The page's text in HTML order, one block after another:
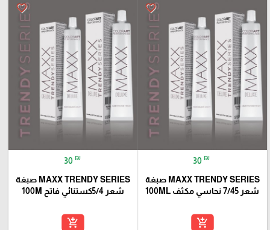
favorite_border
30 ₪
MAXX TRENDY SERIES صبغة
شعر 7/45 نحاسي مكثف 100ML
add_shopping_cart
favorite_border
30 ₪
MAXX TRENDY SERIES صبغة
شعر 5/4كستنائي فاتح 100M
add_shopping_cart